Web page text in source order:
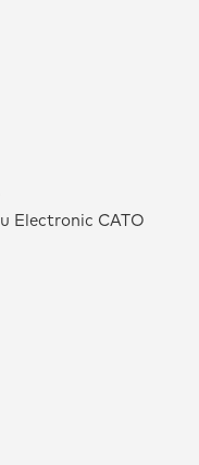
Electronic CATO